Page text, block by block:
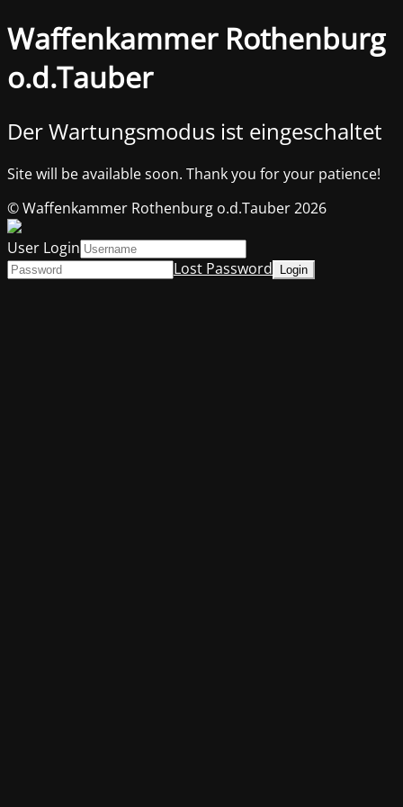
Waffenkammer Rothenburg
o.d.Tauber
Der Wartungsmodus ist eingeschaltet
Site will be available soon. Thank you for your patience!
© Waffenkammer Rothenburg o.d.Tauber 2026
User Login
Lost Password